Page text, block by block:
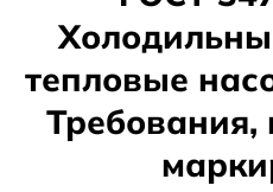
тепловые
Требования,